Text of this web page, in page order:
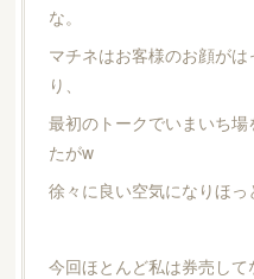
な。
マチネはお客様のお顔が
り、
最初のトークでいまいち
たがw
徐々に良い空気になりほっ
今回ほとんど私は券売し